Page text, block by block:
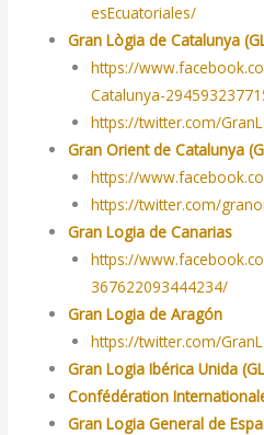
esEcuatoriales/
Gran Lògia de Catalunya
https://
Catalunya-
https://twitter.com/
Gran Orient de Catalunya
https://
https://twitter.com/
Gran Logia de Canarias
https://
367622093444234/
Gran Logia de Aragón
https://twitter.com/
Gran Logia Ibérica Unida
Confédération
Gran Logia General de